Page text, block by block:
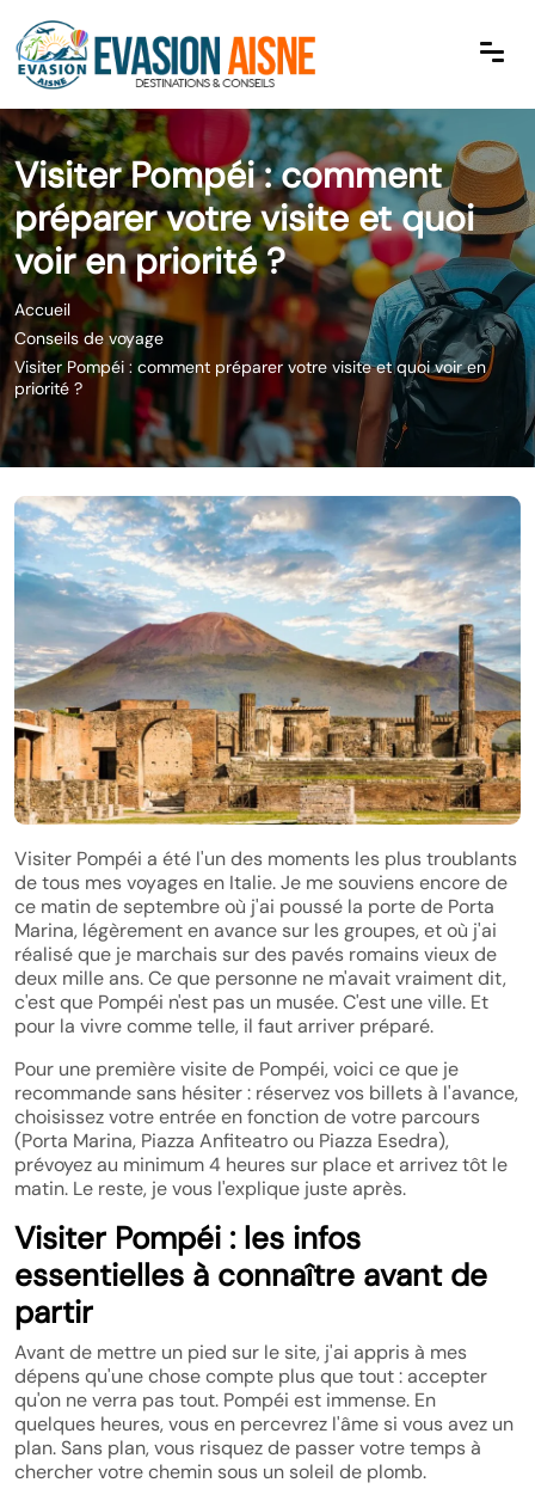
Visiter Pompéi : comment
préparer votre visite et quoi
voir en priorité ?
Accueil
Conseils de voyage
Visiter Pompéi : comment préparer votre visite et quoi voir en
priorité ?
Visiter Pompéi a été l'un des moments les plus troublants
de tous mes voyages en Italie. Je me souviens encore de
ce matin de septembre où j'ai poussé la porte de Porta
Marina, légèrement en avance sur les groupes, et où j'ai
réalisé que je marchais sur des pavés romains vieux de
deux mille ans. Ce que personne ne m'avait vraiment dit,
c'est que Pompéi n'est pas un musée. C'est une ville. Et
pour la vivre comme telle, il faut arriver préparé.
Pour une première visite de Pompéi, voici ce que je
recommande sans hésiter : réservez vos billets à l'avance,
choisissez votre entrée en fonction de votre parcours
(Porta Marina, Piazza Anfiteatro ou Piazza Esedra),
prévoyez au minimum 4 heures sur place et arrivez tôt le
matin. Le reste, je vous l'explique juste après.
Visiter Pompéi : les infos
essentielles à connaître avant de
partir
Avant de mettre un pied sur le site, j'ai appris à mes
dépens qu'une chose compte plus que tout : accepter
qu'on ne verra pas tout. Pompéi est immense. En
quelques heures, vous en percevrez l'âme si vous avez un
plan. Sans plan, vous risquez de passer votre temps à
chercher votre chemin sous un soleil de plomb.